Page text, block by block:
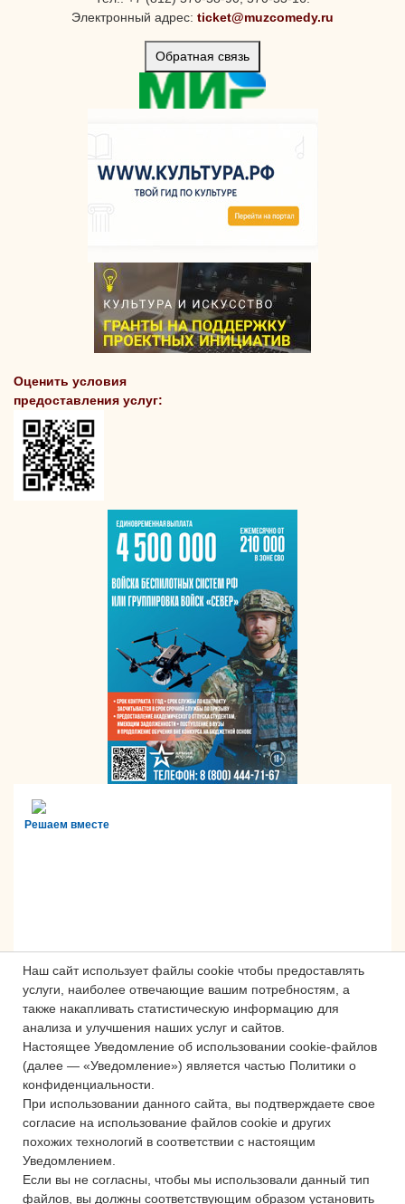
Наш сайт использует файлы cookie чтобы предоставлять
услуги, наиболее отвечающие вашим потребностям, а
также накапливать статистическую информацию для
анализа и улучшения наших услуг и сайтов.
Настоящее Уведомление об использовании cookie-файлов
(далее — «Уведомление») является частью Политики о
конфиденциальности.
При использовании данного сайта, вы подтверждаете свое
согласие на использование файлов cookie и других
похожих технологий в соответствии с настоящим
Уведомлением.
Если вы не согласны, чтобы мы использовали данный тип
файлов, вы должны соответствующим образом установить
Электронный адрес: ticket@muzcomedy.ru
Обратная связь
Оценить условия
предоставления услуг:
Решаем вместе
Сложности с получением «Пушкинской
карты» или приобретением билетов?
Знаете, как улучшить работу
учреждений культуры?